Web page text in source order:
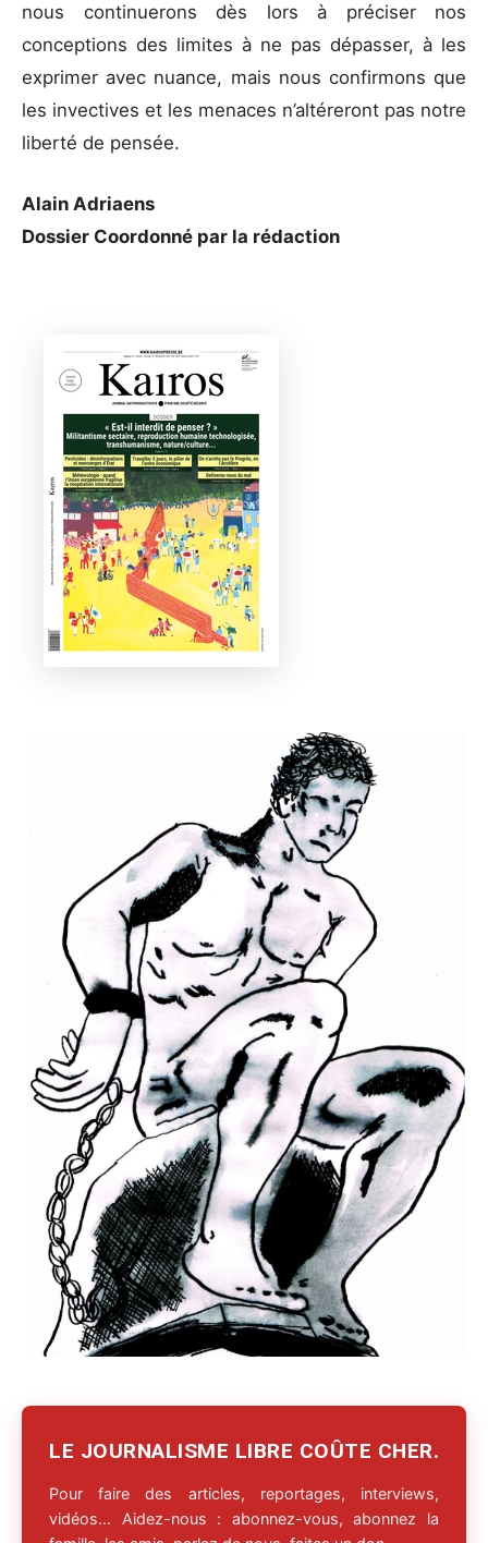
nous continuerons dès lors à préciser nos
conceptions des limites à ne pas dépasser, à les
exprimer avec nuance, mais nous confirmons que
les invectives et les menaces n’altéreront pas notre
liberté de pensée.
Alain Adriaens
Dossier Coordonné par la rédaction
LE JOURNALISME LIBRE COÛTE CHER.
Pour faire des articles, reportages, interviews,
vidéos… Aidez-nous : abonnez-vous, abonnez la